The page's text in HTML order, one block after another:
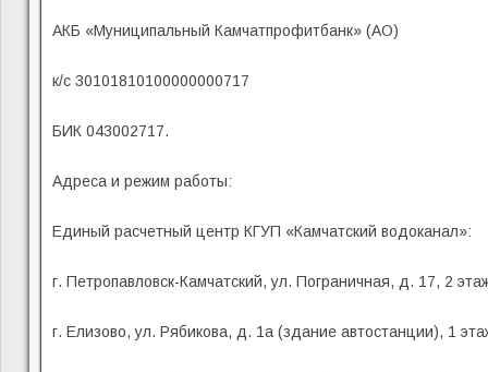
АКБ «Муниципальный Камчатпрофитбанк» (АО)
к/с 30101810100000000717
БИК 043002717.
Адреса и режим работы:
Единый расчетный центр КГУП «Камчатский водоканал»:
г. Петропавловск-Камчатский, ул. Пограничная, д. 17, 2
г. Елизово, ул. Рябикова, д. 1а (здание автостанции), 1